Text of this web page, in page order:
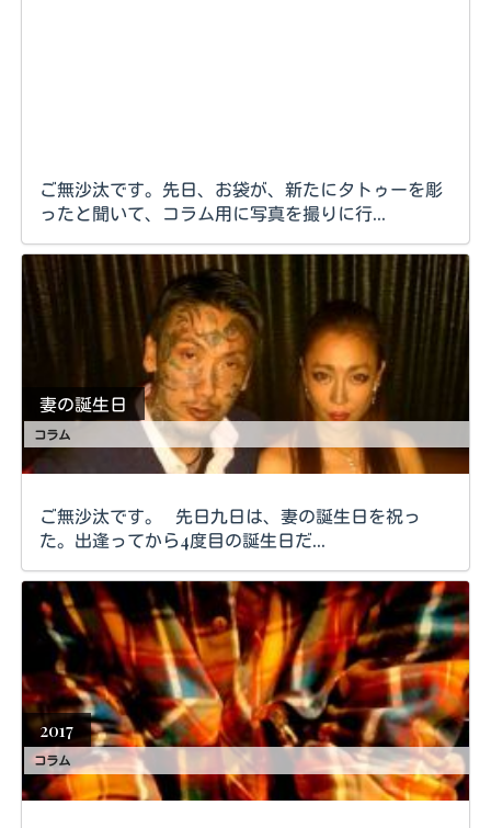
ご無沙汰です。先日、お袋が、新たにタトゥーを彫
ったと聞いて、コラム用に写真を撮りに行...
妻の誕生日
コラム
ご無沙汰です。 先日九日は、妻の誕生日を祝っ
た。出逢ってから4度目の誕生日だ...
2017
コラム